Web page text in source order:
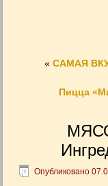
« САМАЯ
Пицца
Опубликовано